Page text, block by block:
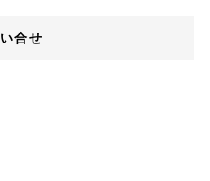
合せ